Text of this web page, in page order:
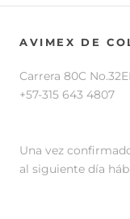
AVIMEX DE
Carrera 80C
+57-315 643 4807
Una vez
al siguiente día